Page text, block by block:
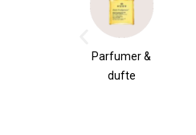
Parfumer &
dufte